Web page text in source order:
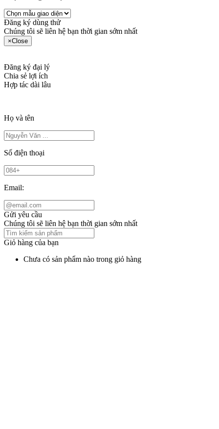
Đăng ký dùng thử
Chúng tôi sẽ liên hệ bạn thời gian sớm nhất
×Close
Đăng ký đại lý
Chia sẻ lợi ích
Hợp tác dài lâu
Họ và tên
Số điện thoại
Email:
Gửi yêu cầu
Chúng tôi sẽ liên hệ bạn thời gian sớm nhất
Giỏ hàng của bạn
Chưa có sản phẩm nào trong giỏ hàng